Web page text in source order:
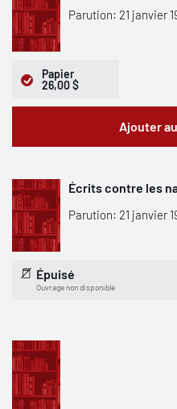
Parution: 21 janvier
Papier
26,00 $
Ajouter
Écrits contre les
Parution: 21 janvier
Épuisé
Ouvrage non disponible